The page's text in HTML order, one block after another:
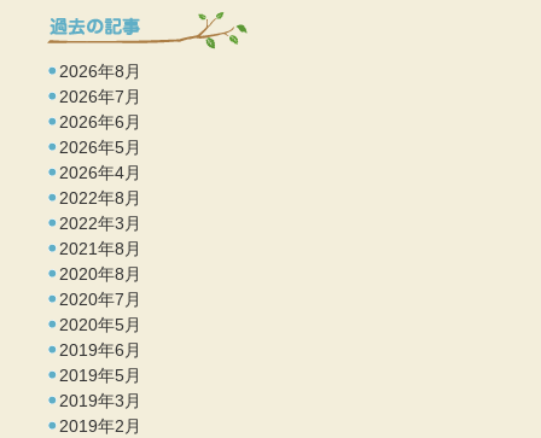
2026年8月
2026年7月
2026年6月
2026年5月
2026年4月
2022年8月
2022年3月
2021年8月
2020年8月
2020年7月
2020年5月
2019年6月
2019年5月
2019年3月
2019年2月